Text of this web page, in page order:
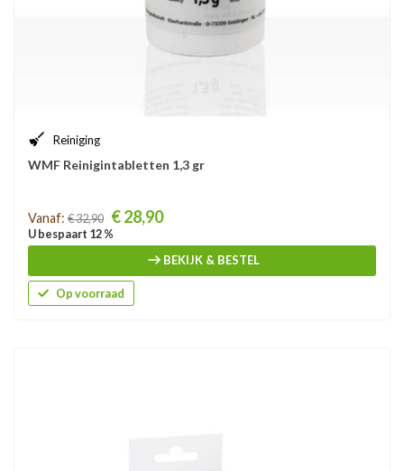
Reiniging
WMF Reinigintabletten 1,3 gr
Prijs
Vanaf: € 32,90 € 28,90
U bespaart 12 %
BEKIJK & BESTEL
Op voorraad